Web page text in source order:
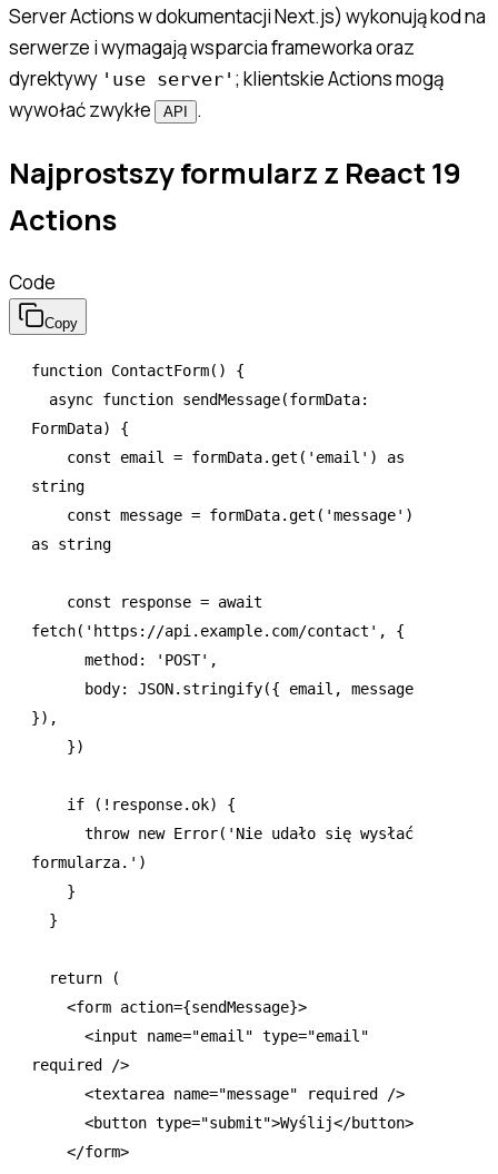
Server Actions w dokumentacji Next.js) wykonują kod na
serwerze i wymagają wsparcia frameworka oraz
dyrektywy 'use server' ; klientskie Actions mogą
wywołać zwykłe
API .
Najprostszy formularz z React 19
Actions
Code
Copy
function ContactForm() {
  async
function sendMessage(formData:
FormData) {
    const
email = formData.get ( 'email' ) as
string
    const
message = formData.get ( 'message'
as string
    const
response = await
fetch( 'https://api.example.com/contact' ,
{
      method
: 'POST' ,
      body
: JSON.stringify({ email ,
message
}) ,
    })
    if
( ! response.ok) {
      throw
new Error( 'Nie udało się wysłać
formularza.' )
    }
  }
  return
(
    <
form action={sendMessage}>
      <
input name="email" type="email"
required
/>
      <
textarea name="message" required
/>
      <
button type="submit">Wyślij</button>
    </
form>